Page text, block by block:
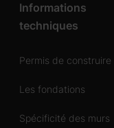
Informations
techniques
Permis de construire
Les fondations
Spécificité des murs